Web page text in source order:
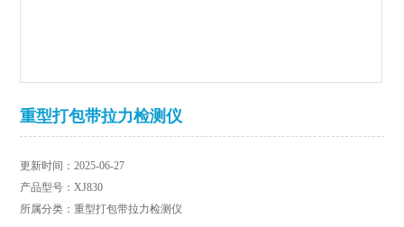
重型打包带拉力检测仪
更新时间：2025-06-27
产品型号：XJ830
所属分类：重型打包带拉力检测仪